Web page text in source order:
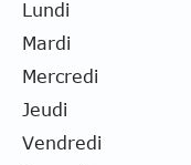
Lundi
Mardi
Mercredi
Jeudi
Vendredi